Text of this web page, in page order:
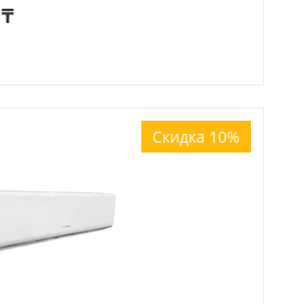
₸
Скидка 10%